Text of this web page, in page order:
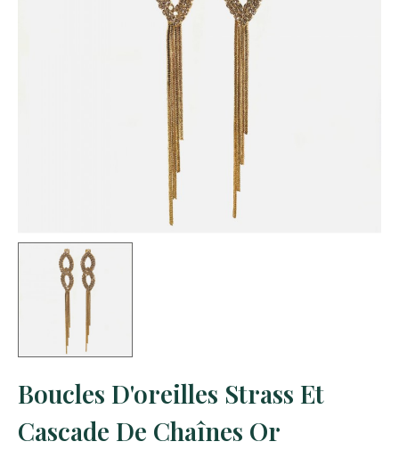
Boucles D'oreilles Strass Et
Cascade De Chaînes Or